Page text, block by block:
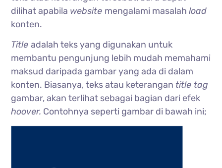
dilihat apabila website mengalami masalahload
konten.
Titleadalah teks yang digunakan untuk
membantu pengunjung lebih mudah memahami
maksud daripada gambar yang ada di dalam
konten. Biasanya, teks atau keterangan title tag
gambar, akan terlihat sebagai bagian dari efek
hoover. Contohnya seperti gambar di bawah ini;